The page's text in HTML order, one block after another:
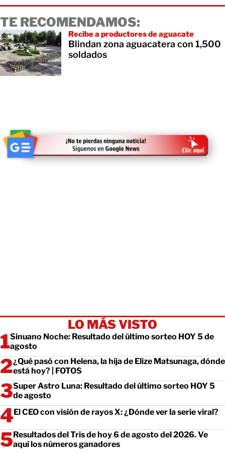
TE RECOMENDAMOS:
Recibe a productores de aguacate
Blindan zona aguacatera con 1,500
soldados
LO MÁS VISTO
Sinuano Noche: Resultado del último sorteo HOY 5 de
agosto
¿Qué pasó con Helena, la hija de Elize Matsunaga, dónde
está hoy? | FOTOS
Super Astro Luna: Resultado del último sorteo HOY 5
de agosto
El CEO con visión de rayos X: ¿Dónde ver la serie viral?
Resultados del Tris de hoy 6 de agosto del 2026. Ve
aquí los números ganadores